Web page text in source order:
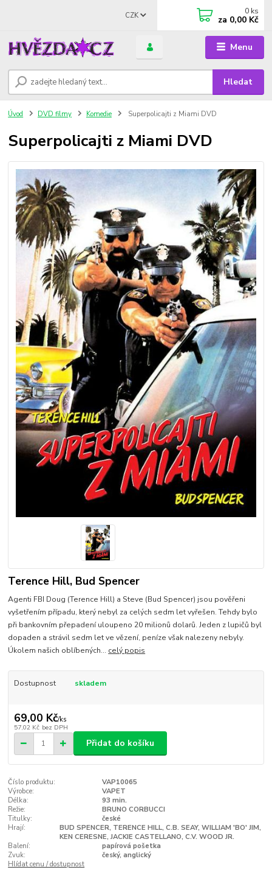
Menu
CZK
Hledat
0 ks
za 0,00 Kč
Úvod DVD filmy Komedie Superpolicajti z Miami DVD
Superpolicajti z Miami DVD
Terence Hill, Bud Spencer
Agenti FBI Doug (Terence Hill) a Steve (Bud Spencer) jsou pověřeni
vyšetřením případu, který nebyl za celých sedm let vyřešen. Tehdy bylo
při bankovním přepadení uloupeno 20 milionů dolarů. Jeden z lupičů byl
dopaden a strávil sedm let ve vězení, peníze však nalezeny nebyly.
Úkolem našich oblíbených... celý popis
Dostupnost skladem
69,00 Kč/ks
57,02 Kč bez DPH
Přidat do košíku
Číslo produktu:
VAP10065
Výrobce:
VAPET
Délka:
93 min.
Režie:
BRUNO CORBUCCI
Titulky:
české
Hrají:
BUD SPENCER, TERENCE HILL, C.B. SEAY, WILLIAM 'BO' JIM,
KEN CERESNE, JACKIE CASTELLANO, C.V. WOOD JR.
Balení:
papírová pošetka
Zvuk:
český, anglický
Hlídat cenu / dostupnost